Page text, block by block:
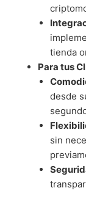
tienda
Para tus
desde
sin